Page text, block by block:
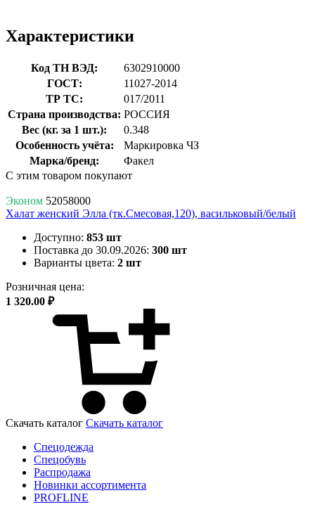
Характеристики
Код ТН ВЭД:
6302910000
ГОСТ:
11027-2014
ТР ТС:
017/2011
Страна производства: РОССИЯ
Вес (кг. за 1 шт.):
0.348
Особенность учёта:
Маркировка ЧЗ
Марка/бренд:
Факел
С этим товаром покупают
Эконом 52058000
Халат женский Элла (тк.Смесовая,120), васильковый/белый
Доступно: 853 шт
Поставка до 30.09.2026: 300 шт
Варианты цвета: 2 шт
Розничная цена:
1 320.00 ₽
Скачать каталог Скачать каталог
Спецодежда
Спецобувь
Распродажа
Новинки ассортимента
PROFLINE